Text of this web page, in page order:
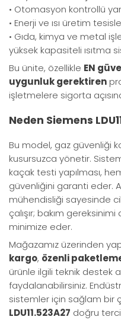
• Otomasyon kontrollü
• Enerji ve ısı üretim
• Gıda, kimya ve metal
yüksek kapasiteli ısıtma
Bu ünite, özellikle EN
uygunluk gerektiren
işletmelere sigorta
Neden Siemens
Bu model, gaz güvenliği
kusursuzca yönetir.
kaçak testi yapılması,
güvenliğini garanti eder.
mühendisliği sayesinde
çalışır; bakım
minimize eder.
Mağazamız üzerinden
kargo, özenli
ürünle ilgili teknik destek
faydalanabilirsiniz.
sistemler için sağlam bir
LDU11.523A27 doğru